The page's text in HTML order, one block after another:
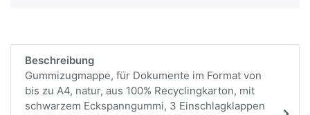
Beschreibung
Gummizugmappe, für Dokumente im Format von
bis zu A4, natur, aus 100% Recyclingkarton, mit
schwarzem Eckspanngummi, 3 Einschlagklappen